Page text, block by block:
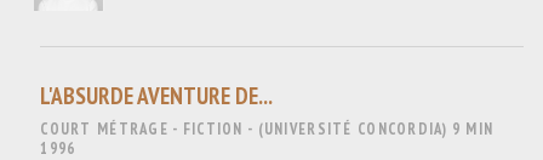
L'ABSURDE AVENTURE DE...
COURT MÉTRAGE - FICTION - (UNIVERSITÉ CONCORDIA) 9 MIN
1996